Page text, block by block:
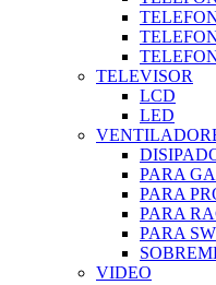
TELEVISOR
LCD
LED
PARA
PARA
PARA
PARA
VIDEO